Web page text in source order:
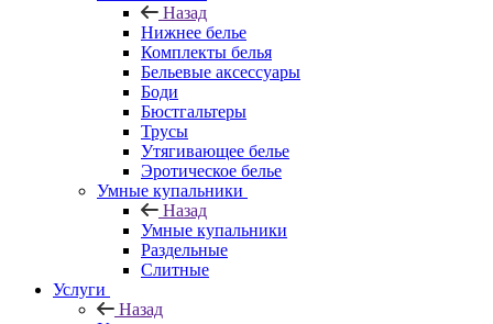
Назад
Нижнее белье
Комплекты белья
Бельевые аксессуары
Боди
Бюстгальтеры
Трусы
Утягивающее белье
Эротическое белье
Умные купальники
Назад
Умные купальники
Раздельные
Слитные
Услуги
Назад